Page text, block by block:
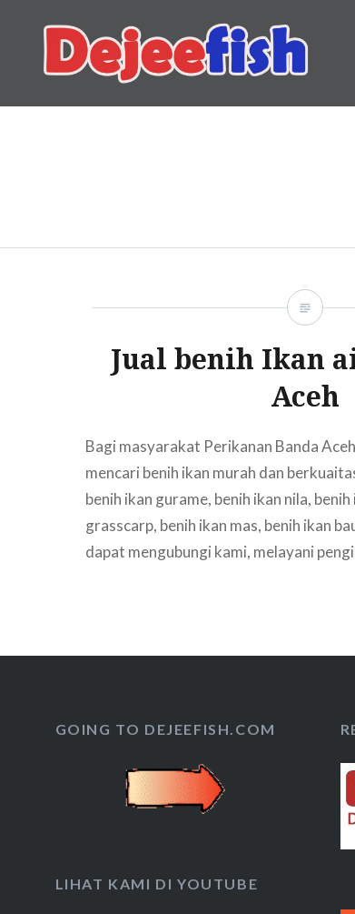
content
DEJEEFISH |
Jual benih Ikan
Aceh
Bagi masyarakat Perikanan Banda
mencari benih ikan murah dan
benih ikan gurame, benih ikan nila,
grasscarp, benih ikan mas, benih ikan
dapat mengubungi kami, melayani
GOING TO DEJEEFISH.COM
LIHAT KAMI DI YOUTUBE